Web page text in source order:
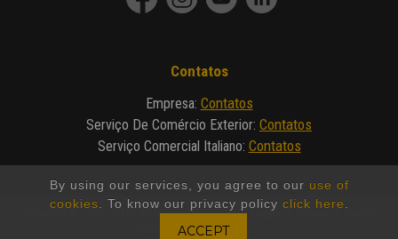
By using our services, you agree to our use of
cookies . To know our privacy policy click here
Contatos
Empresa: Contatos
Serviço De Comércio Exterior: Contatos
Serviço Comercial Italiano: Contatos
Copyright © 2024 - DIECI Srl | P.IVA 01682740350 | Legals
Made by Invicto